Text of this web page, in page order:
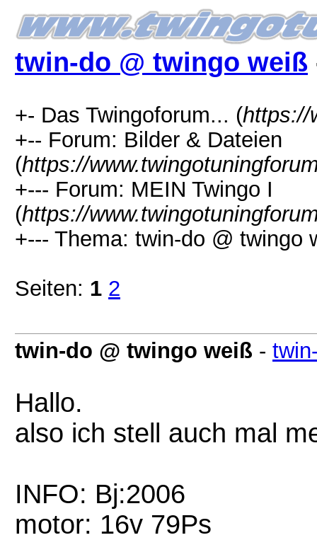
twin-do @ twingo weiß
+- Das Twingoforum... (https://
+-- Forum: Bilder & Dateien
(https://
+--- Forum: MEIN Twingo I
(https://
+--- Thema: twin-do @ twingo
Seiten: 1 2
twin-do @ twingo weiß -
Hallo.
also ich stell auch mal
INFO: Bj:2006
motor: 16v 79Ps